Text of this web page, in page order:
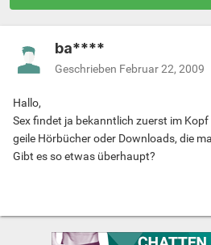
ba****
Geschrieben Februar 22, 2009
Hallo,
Sex findet ja bekanntlich zuerst im
geile Hörbücher oder Downloads, die
Gibt es so etwas überhaupt?